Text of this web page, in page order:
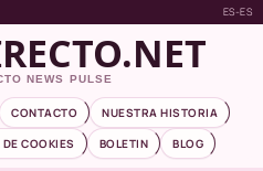
ES-ES
NEWS PULSE
CONTACTO
NUESTRA HISTORIA
COOKIES BOLETIN BLOG